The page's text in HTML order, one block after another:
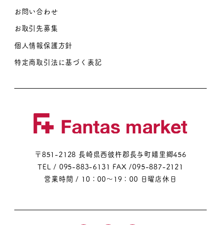
お問い合わせ
お取引先募集
個人情報保護方針
特定商取引法に基づく表記
〒851-2128 長崎県西彼杵郡長与町嬉里郷456
TEL / 095-883-6131 FAX /095-887-2121
営業時間 / 10：00～19：00 日曜店休日